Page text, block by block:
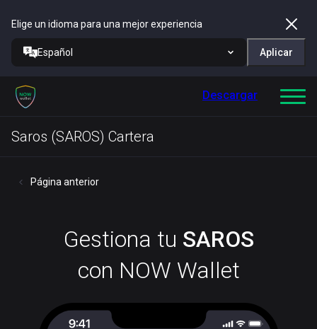
Elige un idioma para una mejor experiencia
Español Aplicar
Descargar
Saros (SAROS) Cartera
Página anterior
Gestiona tu SAROS
con NOW Wallet